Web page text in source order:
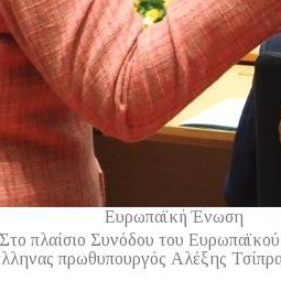
Ευρωπαϊκή Ένωση
πλαίσιο Συνόδου του
πρωθυπουργός Αλέξης